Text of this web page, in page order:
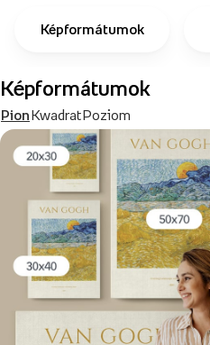
Képformátumok
Képformátumok
PionKwadratPoziom